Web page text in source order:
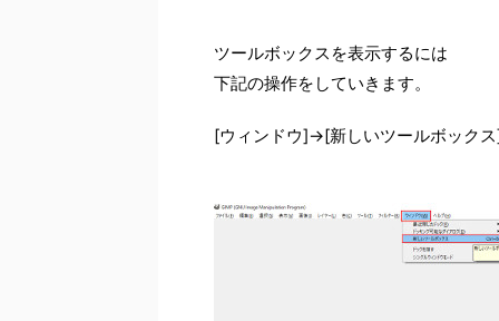
ツールボックスを表示するには
下記の操作をしていきます。
[ウィンドウ]→[新しいツールボック